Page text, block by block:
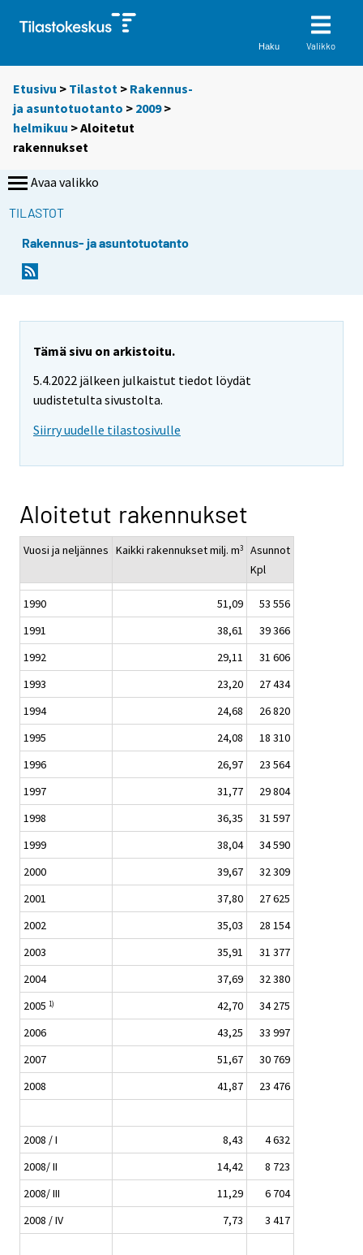
Haku Valikko
Etusivu > Tilastot > Rakennus-
ja asuntotuotanto > 2009>
helmikuu > Aloitetut
rakennukset
Avaa valikko
TILASTOT
Rakennus- ja asuntotuotanto
Tämä sivu on arkistoitu.
5.4.2022 jälkeen julkaistut tiedot löydät
uudistetulta sivustolta.
Siirry uudelle tilastosivulle
Aloitetut rakennukset
Vuosi ja neljännes Kaikki rakennukset milj. m3
Asunnot
Kpl
1990 51,09
53 556
1991
38,61
39 366
1992
29,11
31 606
1993
23,20
27 434
1994
24,68
26 820
1995
24,08
18 310
1996
26,97
23 564
1997
31,77
29 804
1998
36,35
31 597
1999
38,04
34 590
2000
39,67
32 309
2001
37,80
27 625
2002
35,03
28 154
2003
35,91
31 377
2004
37,69
32 380
2005 1) 42,70
34 275
2006
43,25
33 997
2007
51,67
30 769
2008
41,87 23 476
2008 / I 8,43
4 632
2008/ II
14,42
8 723
2008/ III
11,29
6 704
2008 / IV
7,73 3 417